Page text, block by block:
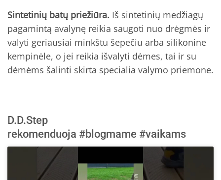
Sintetinių batų priežiūra. Iš sintetinių medžiagų
pagamintą avalynę reikia saugoti nuo drėgmės ir
valyti geriausiai minkštu šepečiu arba silikonine
kempinėle, o jei reikia išvalyti dėmes, tai ir su
dėmėms šalinti skirta specialia valymo priemone.
D.D.Step
rekomenduoja #blogmame #vaikams